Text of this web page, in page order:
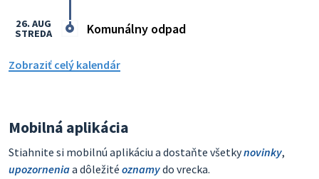
Komunálny odpad
26. AUG
STREDA
Zobraziť celý kalendár
Mobilná aplikácia
Stiahnite si mobilnú aplikáciu a dostaňte všetkynovinky,
upozorneniaa dôležité oznamydo vrecka.